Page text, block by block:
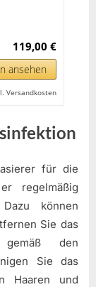
119,00 €
ansehen
Versandkosten
für die
regelmäßig
können
Sie das
gemäß den
Sie das
Haaren und